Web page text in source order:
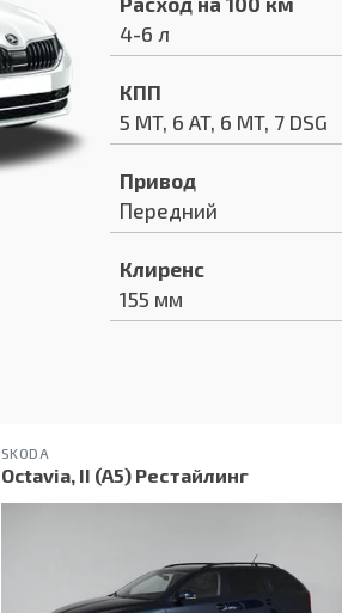
4-6 л
КПП
5 MT, 6 AT, 6 MT, 7 DSG
Привод
Передний
Клиренс
155 мм
SKODA
Octavia, II (A5) Рестайлинг